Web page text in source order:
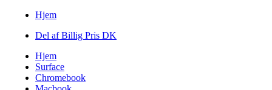
Hjem
Del af Billig Pris DK
Hjem
Surface
Chromebook